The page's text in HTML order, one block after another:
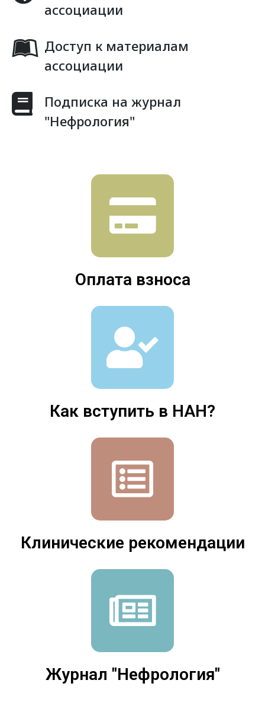
ассоциации
Доступ к материалам
ассоциации
Подписка на журнал
"Нефрология"
Оплата взноса
Как вступить в НАН?
Клинические рекомендации
Журнал "Нефрология"